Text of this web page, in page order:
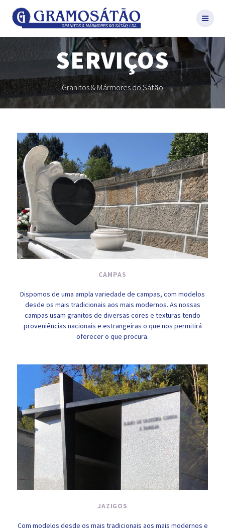
to
content
SERVIÇOS
Granitos & Mármores do Sátão
CAMPAS
Dispomos de uma ampla variedade de campas, com modelos
desde os mais tradicionais aos mais modernos. As nossas
campas usam granitos de diversas cores e texturas tendo
proveniências nacionais e estrangeiras o que nos permitirá
oferecer o que procura.
JAZIGOS
Com modelos desde os mais tradicionais aos mais modernos e